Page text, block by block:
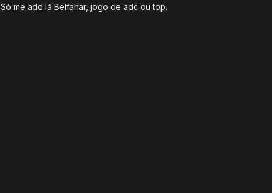
Só me add lá Belfahar, jogo de adc ou top.